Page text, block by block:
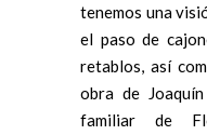
tenemos una
el paso de
retablos, así
obra de
familiar de